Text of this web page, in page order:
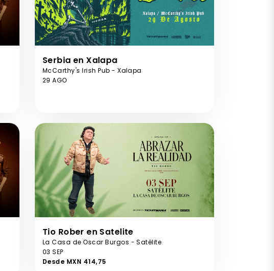
Serbia en Xalapa
McCarthy's Irish Pub - Xalapa
29 AGO
Tio Rober en Satelite
La Casa de Oscar Burgos - Satélite
03 SEP
Desde MXN 414,75